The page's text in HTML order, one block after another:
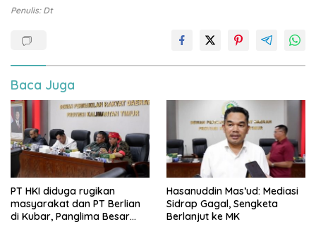
Penulis: Dt
Baca Juga
PT HKI diduga rugikan
masyarakat dan PT Berlian
di Kubar, Panglima Besar
Hasanuddin Mas’ud: Mediasi
Sidrap Gagal, Sengketa
Berlanjut ke MK